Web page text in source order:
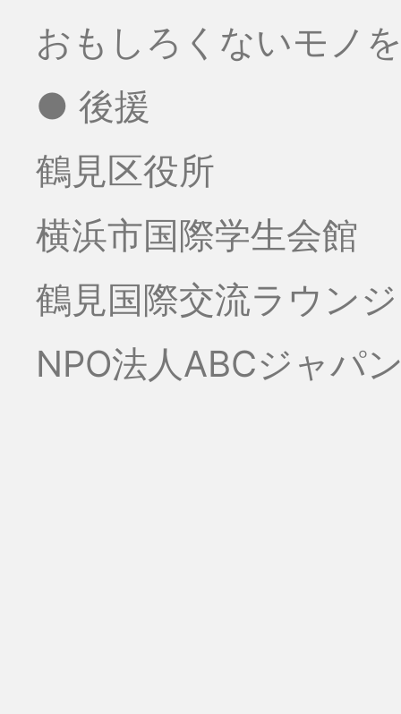
おもしろくないモノ
● 後援
鶴見区役所
横浜市国際学生会館
鶴見国際交流ラウンジ
NPO法人ABCジャパ